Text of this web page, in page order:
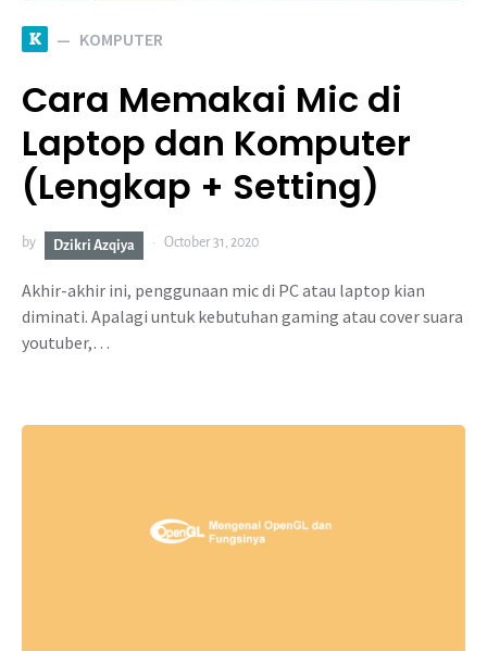
K KOMPUTER
Cara Memakai Mic di
Laptop dan Komputer
(Lengkap + Setting)
by Dzikri Azqiya October 31, 2020
Akhir-akhir ini, penggunaan mic di PC atau laptop kian
diminati. Apalagi untuk kebutuhan gaming atau cover suara
youtuber,…